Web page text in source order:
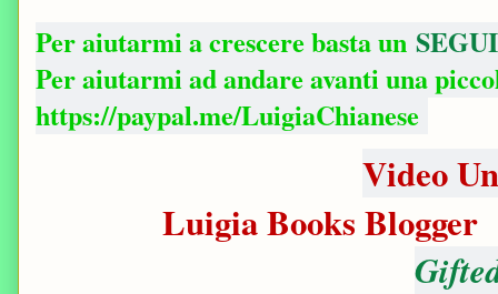
Per aiutarmi a crescere basta un SEGUI
Per aiutarmi ad andare avanti una
https://paypal.me/LuigiaChianese
Video
Luigia Books